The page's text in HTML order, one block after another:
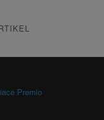
Premio